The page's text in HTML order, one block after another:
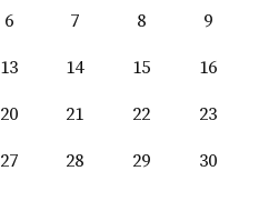
6 7 8
9
13 14 15
16
20 21 22
23
27 28 29
30